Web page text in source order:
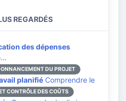
REGARDÉS
des dépenses
DU PROJET
planifié Comprendre le
CONTRÔLE DES COÛTS